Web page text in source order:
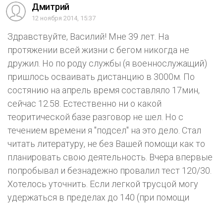
Дмитрий
12 ноября 2014, 15:37
Здравствуйте, Василий! Мне 39 лет. На
протяжении всей жизни с бегом никогда не
дружил. Но по роду службы (я военнослужащий)
пришлось осваивать дистанцию в 3000м. По
состянию на апрель время составляло 17мин,
сейчас 12.58. Естественно ни о какой
теоритической базе разговор не шел. Но с
течением времени я "подсел" на это дело. Стал
читать литературу, не без Вашей помощи как то
планировать свою деятельность. Вчера впервые
попробывал и безнадежно провалил тест 120/30.
Хотелось уточнить. Если легкой трусцой могу
удержаться в пределах до 140 (при помощи